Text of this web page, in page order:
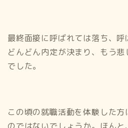
最終面接に呼ばれては落ち、
どんどん内定が決まり、もう
でした。
この頃の就職活動を体験した